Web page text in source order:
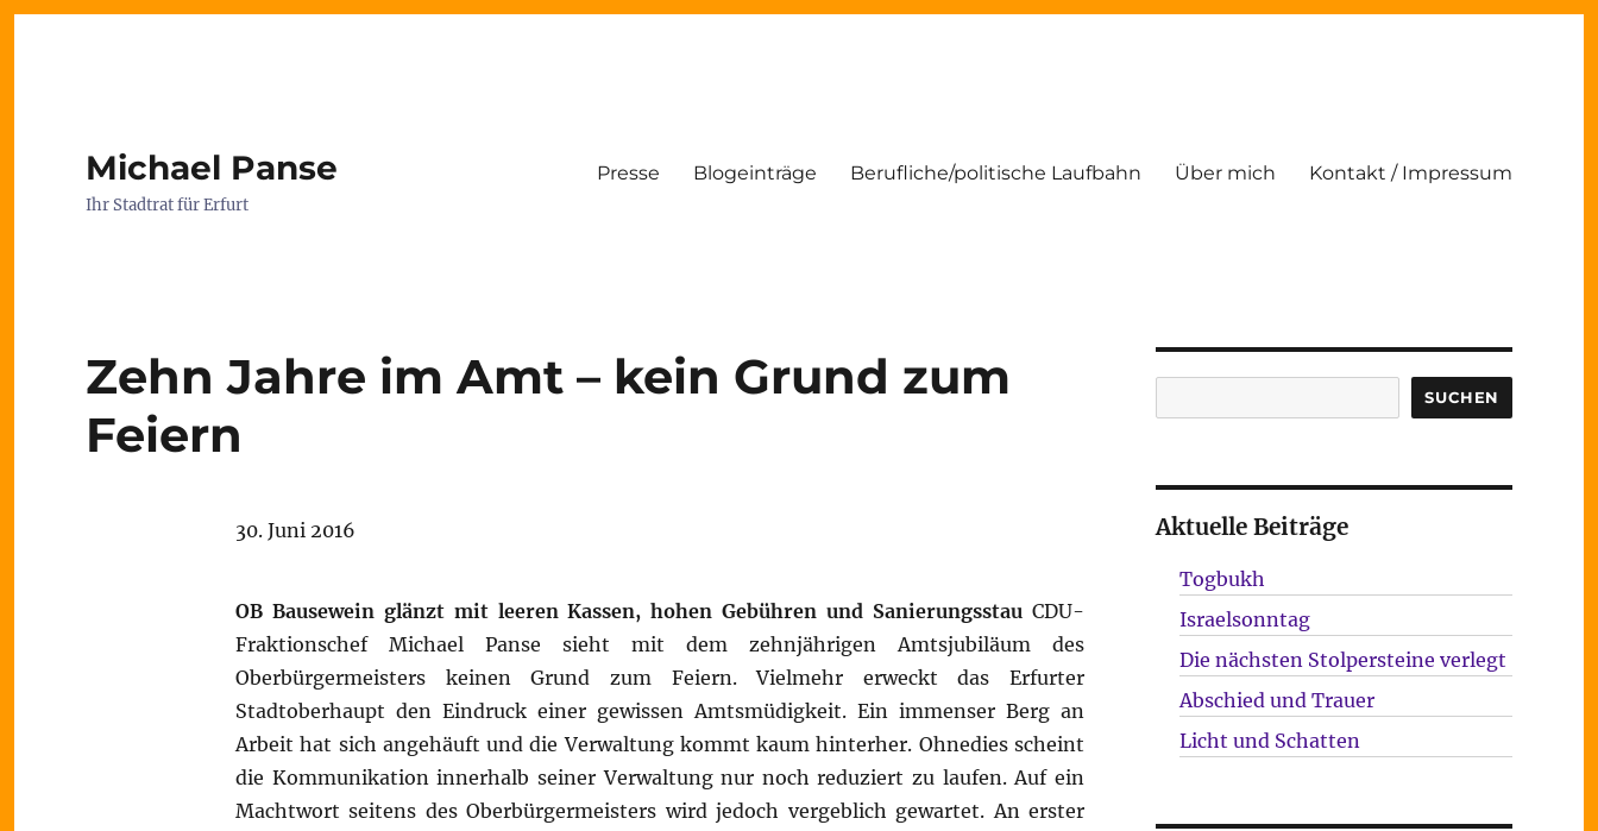
Michael Panse
Ihr Stadtrat für Erfurt
Presse Blogeinträge Berufliche/politische Laufbahn Über mich Kontakt / Impressum
Zehn Jahre im Amt – kein Grund zum
Feiern
30. Juni 2016
OB Bausewein glänzt mit leeren Kassen, hohen Gebühren und Sanierungsstau CDU-
Fraktionschef Michael Panse sieht mit dem zehnjährigen Amtsjubiläum des
Oberbürgermeisters keinen Grund zum Feiern. Vielmehr erweckt das Erfurter
Stadtoberhaupt den Eindruck einer gewissen Amtsmüdigkeit. Ein immenser Berg an
Arbeit hat sich angehäuft und die Verwaltung kommt kaum hinterher. Ohnedies scheint
die Kommunikation innerhalb seiner Verwaltung nur noch reduziert zu laufen. Auf ein
Machtwort seitens des Oberbürgermeisters wird jedoch vergeblich gewartet. An erster
SUCHEN
Aktuelle Beiträge
Togbukh
Israelsonntag
Die nächsten Stolpersteine verlegt
Abschied und Trauer
Licht und Schatten